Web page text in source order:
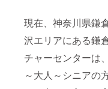
現在、神奈川県鎌
沢エリアにある鎌
チャーセンターは
～大人～シニアの